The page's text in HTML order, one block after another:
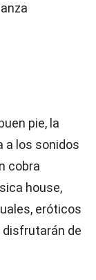
pie, la
a los sonidos
cobra
house,
eróticos
disfrutarán de